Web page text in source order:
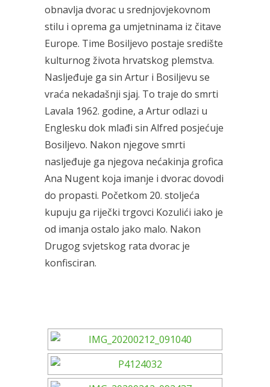
obnavlja dvorac u srednjovjekovnom
stilu i oprema ga umjetninama iz čitave
Europe. Time Bosiljevo postaje središte
kulturnog života hrvatskog plemstva.
Nasljeđuje ga sin Artur i Bosiljevu se
vraća nekadašnji sjaj. To traje do smrti
Lavala 1962. godine, a Artur odlazi u
Englesku dok mlađi sin Alfred posjećuje
Bosiljevo. Nakon njegove smrti
nasljeđuje ga njegova nećakinja grofica
Ana Nugent koja imanje i dvorac dovodi
do propasti. Početkom 20. stoljeća
kupuju ga riječki trgovci Kozulići iako je
od imanja ostalo jako malo. Nakon
Drugog svjetskog rata dvorac je
konfisciran.